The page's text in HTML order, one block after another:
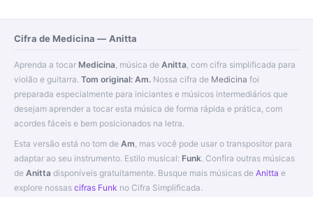
Cifra de Medicina — Anitta
Aprenda a tocar Medicina , música de Anitta , com cifra simplificada para
violão e guitarra. Tom original: Am. Nossa cifra de Medicina foi
preparada especialmente para iniciantes e músicos intermediários que
desejam aprender a tocar esta música de forma rápida e prática, com
acordes fáceis e bem posicionados na letra.
Esta versão está no tom de Am , mas você pode usar o transpositor para
adaptar ao seu instrumento. Estilo musical: Funk. Confira outras músicas
de Anitta disponíveis gratuitamente. Busque mais músicas de Anitta e
explore nossas cifras Funk no Cifra Simplificada.